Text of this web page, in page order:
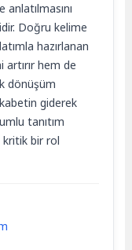
Doğru kelime
hazırlanan
artırır hem de
dönüşüm
giderek
tanıtım
kritik bir rol